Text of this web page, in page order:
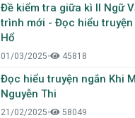
Đề kiểm tra giữa kì II Ngữ
trình mới - Đọc hiểu truyện
Hổ
01/03/2025• 45818
Đọc hiểu truyện ngắn Khi
Nguyễn Thi
21/02/2025• 58049